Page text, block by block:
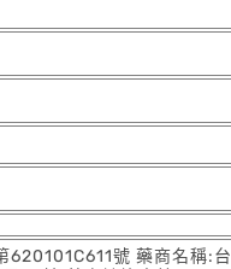
號 藥商名稱: